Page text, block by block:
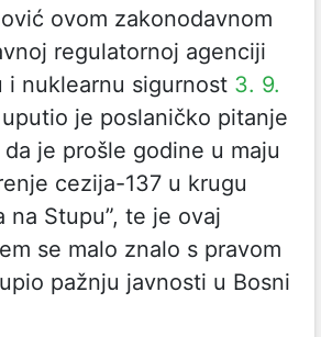
ovom zakonodavnom
regulatornoj agenciji
i nuklearnu sigurnost 3. 9.
uputio je poslaničko pitanje
je prošle godine u maju
cezija-137 u krugu
na Stupu”, te je ovaj
se malo znalo s pravom
pažnju javnosti u Bosni